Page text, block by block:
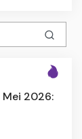
Mei 2026: